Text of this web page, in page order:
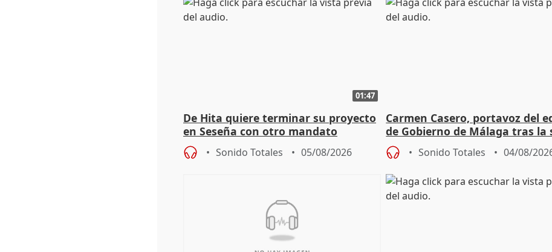
01:47
De Hita quiere terminar su proyecto
en Seseña con otro mandato
Sonido Totales 05/08/2026
Carmen Casero, portavoz del
de Gobierno de Málaga tras la
de Pérez de Siles
Sonido Totales 04/08/